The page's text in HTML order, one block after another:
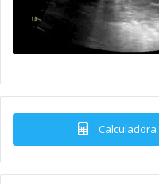
Calculadora